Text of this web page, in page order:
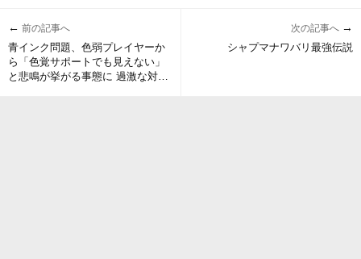
← 前の記事へ
青インク問題、色弱プレイヤーか
ら「色覚サポートでも見えない」
と悲鳴が挙がる事態に 過激な対策
次の記事へ →
シャプマナワバリ最強伝説